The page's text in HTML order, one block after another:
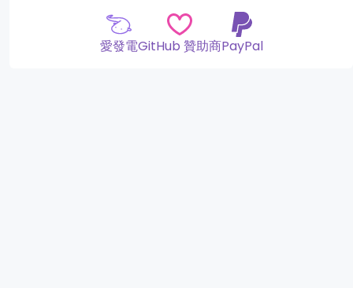
愛發電GitHub 贊助商PayPal